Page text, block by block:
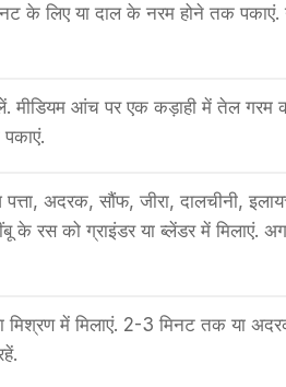
के लिए या दाल के नरम होने तक
मीडियम आंच पर एक कड़ाही में तेल
अदरक, सौंफ, जीरा, दालचीनी,
के रस को ग्राइंडर या ब्लेंडर में मिलाएं.
मिश्रण में मिलाएं. 2-3 मिनट तक या